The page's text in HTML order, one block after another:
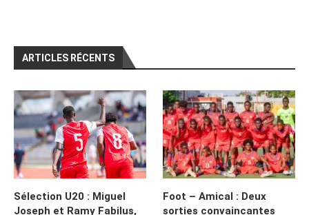
ARTICLES RÉCENTS
Sélection U20 : Miguel
Joseph et Ramy Fabilus,
Foot – Amical : Deux
sorties convaincantes